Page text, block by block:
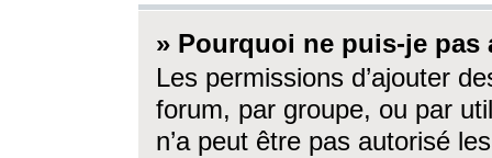
» Pourquoi ne puis-je
Les permissions d’ajouter
forum, par groupe, ou par
n’a peut être pas autorisé